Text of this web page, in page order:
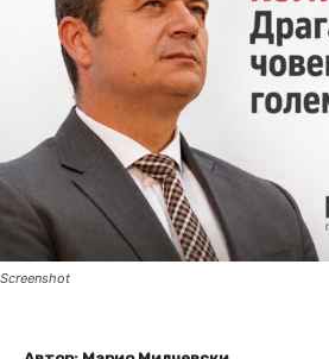
Screenshot